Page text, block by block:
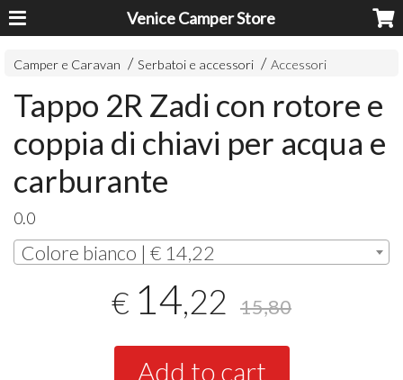
Venice Camper Store
Camper e Caravan Serbatoi e accessori Accessori
Tappo 2R Zadi con rotore e
coppia di chiavi per acqua e
carburante
0.0
Colore bianco | € 14,22
€ 14,22 15,80
Add to cart